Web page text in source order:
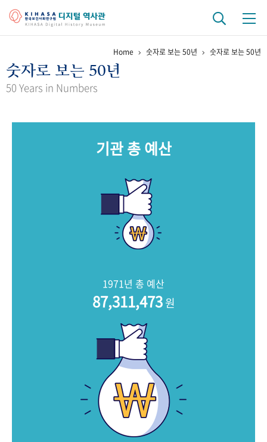
걸어온 길 기관 변천사 역대 기관장
키워드로 보는 연구 역사
문서 기록물 행정박물
Home 숫자로 보는 50년 숫자로 보는 50년
숫자로 보는 50년
50 Years in Numbers
기관 총 예산
1971년 총 예산
87,311,473원